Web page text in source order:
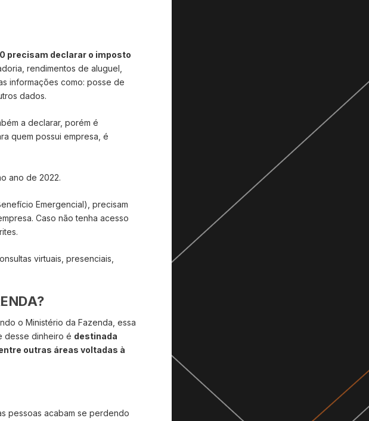
precisam declarar o imposto
rendimentos de aluguel,
informações como: posse de
dados.
a declarar, porém é
quem possui empresa, é
ano de 2022.
Emergencial), precisam
Caso não tenha acesso
virtuais, presenciais,
o Ministério da Fazenda, essa
desse dinheiro é destinada
outras áreas voltadas à
pessoas acabam se perdendo